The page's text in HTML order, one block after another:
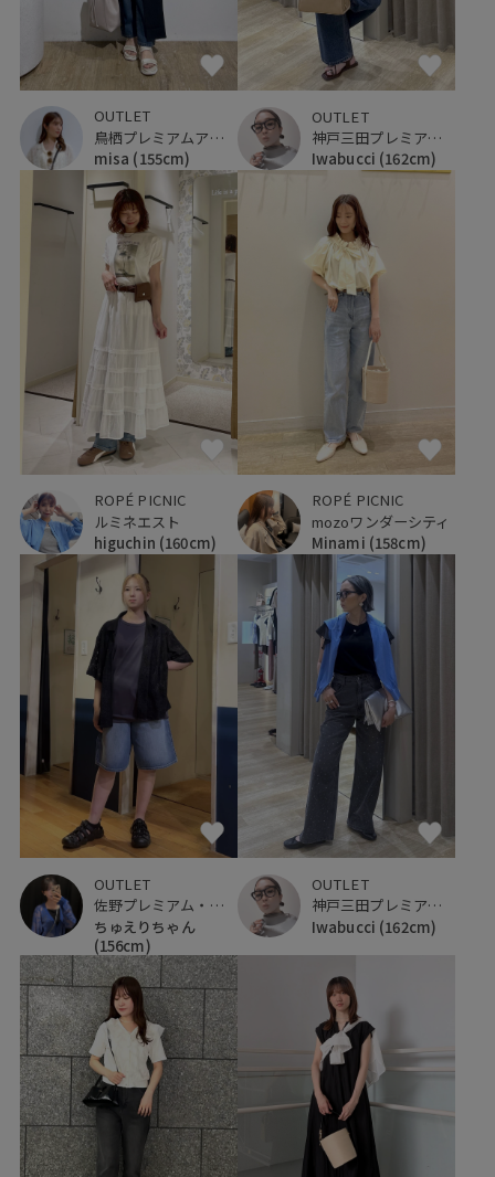
OUTLET
鳥栖プレミアムアウトレット
misa (155cm)
OUTLET
神戸三田プレミアム・アウトレット
Iwabucci (162cm)
ROPÉ PICNIC
ルミネエスト
higuchin (160cm)
ROPÉ PICNIC
mozoワンダーシティ
Minami (158cm)
OUTLET
佐野プレミアム・アウトレット
ちゅえりちゃん
(156cm)
OUTLET
神戸三田プレミアム・アウトレット
Iwabucci (162cm)